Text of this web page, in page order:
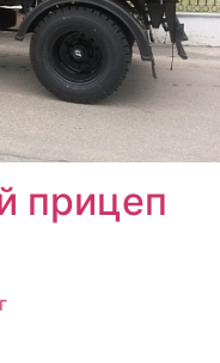
прицеп